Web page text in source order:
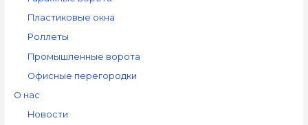
Пластиковые окна
Роллеты
Промышленные ворота
Офисные перегородки
О нас
Новости